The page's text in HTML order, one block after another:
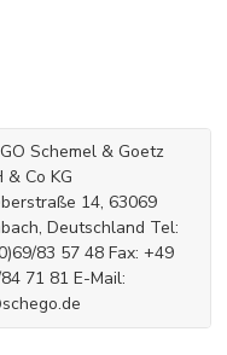
Schemel & Goetz
& Co KG
14, 63069
Deutschland Tel:
83 57 48 Fax: +49
71 81 E-Mail: